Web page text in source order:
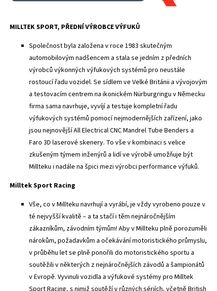
MILLTEK SPORT, PŘEDNÍ VÝROBCE VÝFUKŮ
Společnost byla založena v roce 1983 skutečným
automobilovým nadšencem a stala se jedním z předních
výrobců výkonných výfukových systémů pro neustále
rostoucí řadu vozidel. Se sídlem ve Velké Británii a vývojovým
a testovacím centrem na ikonickém Nürburgringu v Německu
firma sama navrhuje, vyvíjí a testuje kompletní řadu
výfukových systémů pomocí nejmodernějších zařízení, jako
jsou nejnovější All Electrical CNC Mandrel Tube Benders a
Faro 3D laserové skenery. To vše v kombinaci s velice
zkušeným týmem inženýrů a lidí ve výrobě umožňuje být
Millteku i nadále na špici mezi výrobci performance výfuků.
Milltek Sport Racing
Vše, co v Millteku navrhují a vyrábí, je vždy vyrobeno pouze v
té nejvyšší kvalitě – a ta stačí i těm nejnáročnějším
zákazníkům, závodním týmům! Aby v Millteku plně porozuměli
nárokům, požadavkům a očekávání motoristického průmyslu,
v průběhu let se plně ponořili do motoristického sportu a
soutěžili v některých z nejnáročnějších závodů a šampionátů
v Evropě. Vyvinuli vozidla a výfukové systémy pro Milltek
Sport Racing, s nimiž soutěží v různých sériích, včetně British